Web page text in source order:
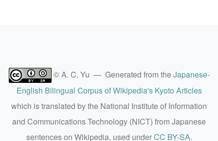
© A. C. Yu — Generated from theJapanese-
English Bilingual Corpus of Wikipedia's Kyoto Articles
which is translated by the National Institute of Information
and Communications Technology (NICT) from Japanese
sentences on Wikipedia, used underCC BY-SA.